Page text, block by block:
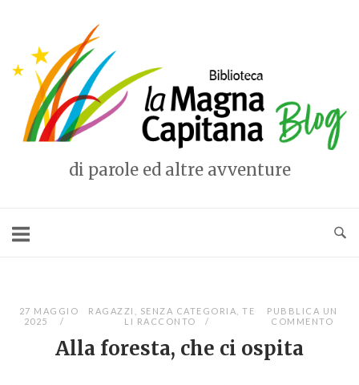
contenuto
di parole ed altre avventure
27 MAGGIO
2025
RAGAZZI SENZA CATEGORIA ,TE
LI RACCONTO
PUBBLICA UN
COMMENTO
Alla foresta, che ci ospita